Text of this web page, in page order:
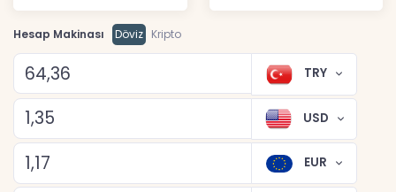
Hesap Makinası Döviz Kripto
TRY
USD
EUR